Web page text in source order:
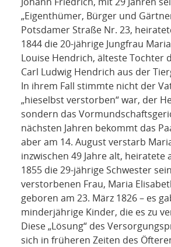
„Eigenthümer, Bürger und
Potsdamer Straße Nr. 23,
1844 die 20-jährige Jungfrau
Louise Hendrich, älteste Tochter
Carl Ludwig Hendrich aus der
In ihrem Fall stimmte nicht der
„hieselbst verstorben“ war, der
sondern das
nächsten Jahren bekommt das
aber am 14. August verstarb
inzwischen 49 Jahre alt, heiratete
1855 die 29-jährige Schwester
verstorbenen Frau, Maria
geboren am 23. März 1826 – es
minderjährige Kinder, die es zu
Diese „Lösung“ des
sich in früheren Zeiten des